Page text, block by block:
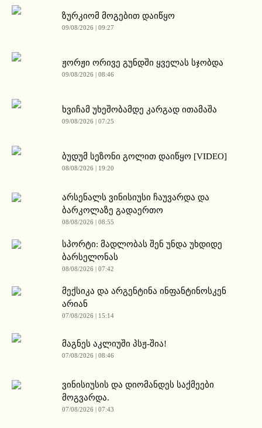
ზურკიომ მოგებით დაიწყო
09/08/2026 | 09:27
ჟორჟი ორივე გუნდში ყველას სჯობდა
09/08/2026 | 08:46
ხვიჩამ უხეშობამდე კარგად ითამაშა
09/08/2026 | 07:25
ბუდუმ სეზონი გოლით დაიწყო [VIDEO]
08/08/2026 | 19:20
არსენალს ვინისიუსი ჩაუვარდა და
ბარკოლაზე გადაერთო
08/08/2026 | 08:55
სპორტი: მადლობას შენ უნდა უხდიდე
ბარსელონას
08/08/2026 | 07:42
მექსიკა და არგენტინა ინფანტინოსკენ
არიან
07/08/2026 | 15:14
მაგნეს აკლიუში პსჟ-შია!
07/08/2026 | 08:46
ვინისიუსის და დიომანდეს საქმეები
მოგვარდა.
07/08/2026 | 07:43